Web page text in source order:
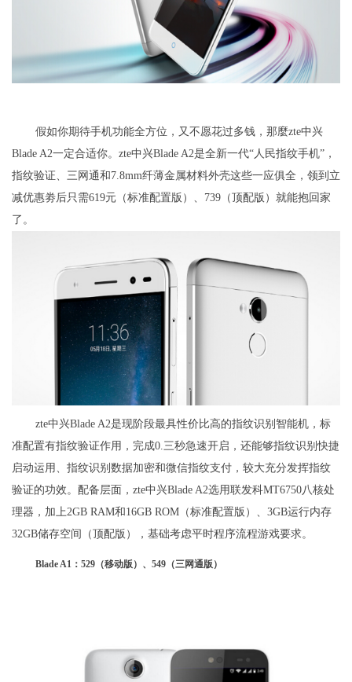
假如你期待手机功能全方位，又不愿花过多钱，那麼zte中兴
Blade A2一定合适你。zte中兴Blade A2是全新一代“人民指纹手机”，
指纹验证、三网通和7.8mm纤薄金属材料外壳这些一应俱全，领到立
减优惠劵后只需619元（标准配置版）、739（顶配版）就能抱回家
了。
zte中兴Blade A2是现阶段最具性价比高的指纹识别智能机，标
准配置有指纹验证作用，完成0.三秒急速开启，还能够指纹识别快捷
启动运用、指纹识别数据加密和微信指纹支付，较大充分发挥指纹
验证的功效。配备层面，zte中兴Blade A2选用联发科MT6750八核处
理器，加上2GB RAM和16GB ROM（标准配置版）、3GB运行内存
32GB储存空间（顶配版），基础考虑平时程序流程游戏要求。
Blade A1：529（移动版）、549（三网通版）